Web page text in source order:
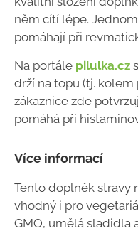
něm cítí lépe.
pomáhají při
Na portále pilulka.cz
drží na topu (tj.
zákaznice zde
pomáhá při
Více informací
Tento doplněk stravy
vhodný i pro
GMO, umělá sladidla